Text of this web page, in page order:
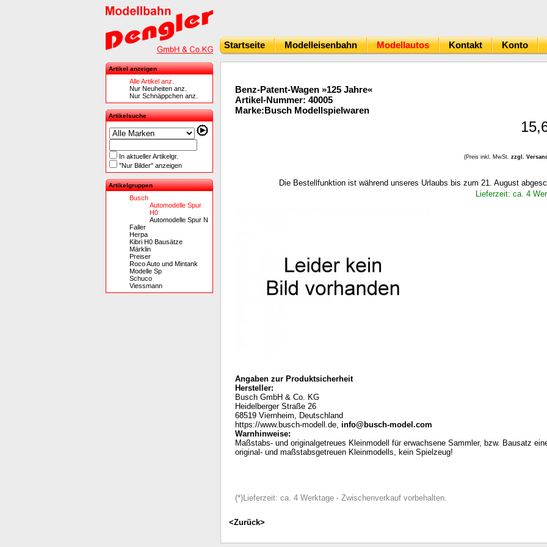
Startseite Modelleisenbahn Modellautos Kontakt Konto
Artikel anzeigen
Alle Artikel anz.
Nur Neuheiten anz.
Nur Schnäppchen anz.
Artikelsuche
In aktueller Artikelgr.
"Nur Bilder" anzeigen
Artikelgruppen
Busch
Automodelle Spur
H0
Automodelle Spur N
Faller
Herpa
Kibri H0 Bausätze
Märklin
Preiser
Roco Auto und Mintank
Modelle Sp
Schuco
Viessmann
Benz-Patent-Wagen »125 Jahre«
Artikel-Nummer: 40005
Marke:Busch Modellspielwaren
(Preis inkl. MwSt. zzgl.
Die Bestellfunktion ist während unseres Urlaubs bis zum 21. August
Lieferzeit: ca. 4
Angaben zur Produktsicherheit
Hersteller:
Busch GmbH & Co. KG
Heidelberger Straße 26
68519 Viernheim, Deutschland
https://www.busch-modell.de, info@busch-model.com
Warnhinweise:
Maßstabs- und originalgetreues Kleinmodell für erwachsene Sammler, bzw. Bausatz
original- und maßstabsgetreuen Kleinmodells, kein Spielzeug!
(*)Lieferzeit: ca. 4 Werktage - Zwischenverkauf vorbehalten.
<Zurück>